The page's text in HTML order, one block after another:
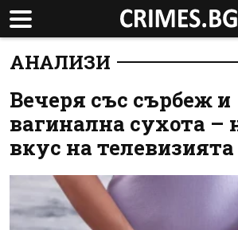
АНАЛИЗИ
Вечеря със сърбеж и
вагинална сухота –
вкус на телевизията